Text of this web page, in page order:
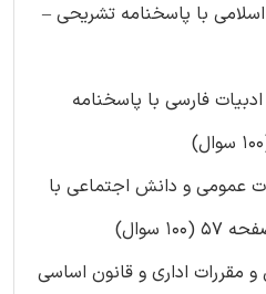
با پاسخنامه تشریحی –
فارسی با پاسخنامه
عمومی و دانش اجتماعی با
سوال)
و مقررات اداری و قانون اساسی